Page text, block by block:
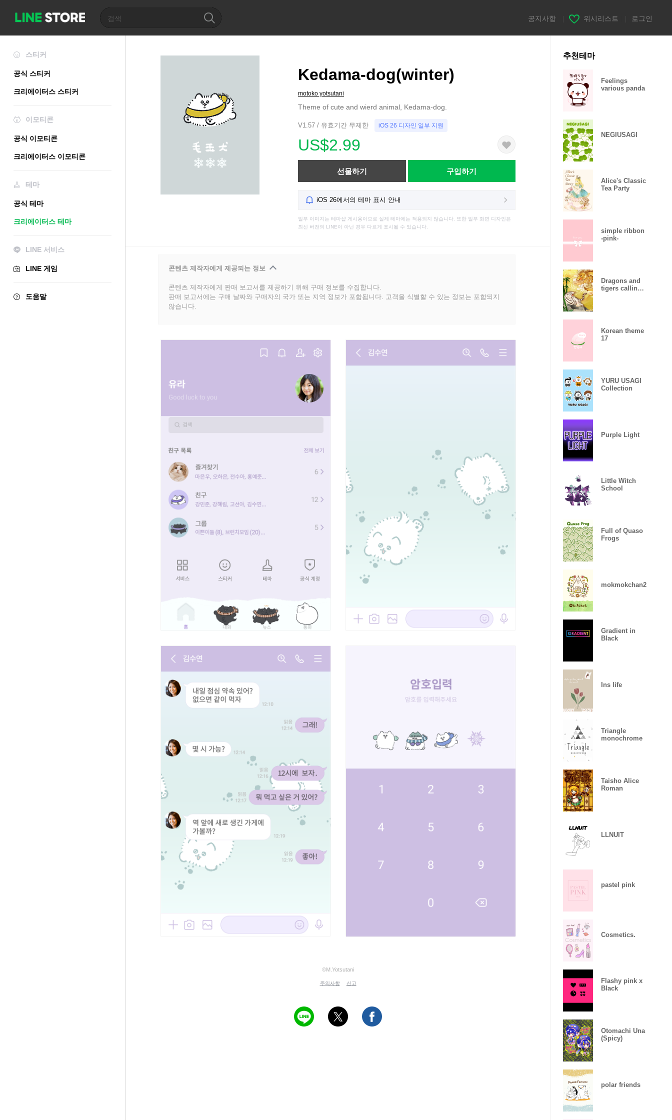
공지사항 위시리스트 로그인
스티커
공식 스티커
크리에이터스 스티커
이모티콘
공식 이모티콘
크리에이터스 이모티콘
테마
공식 테마
크리에이터스 테마
LINE 서비스
LINE 게임
도움말
Kedama-dog(winter)
motoko yotsutani
Theme of cute and wierd animal, Kedama-dog.
V1.57 / 유효기간 무제한 iOS 26 디자인 일부 지원
US$2.99
선물하기 구입하기
iOS 26에서의 테마 표시 안내
일부 이미지는 테마샵 게시용이므로 실제 테마에는 적용되지 않습니다. 또한 일부 화면 디자인은
최신 버전의 LINE이 아닌 경우 다르게 표시될 수 있습니다.
콘텐츠 제작자에게 제공되는 정보
콘텐츠 제작자에게 판매 보고서를 제공하기 위해 구매 정보를 수집합니다.
판매 보고서에는 구매 날짜와 구매자의 국가 또는 지역 정보가 포함됩니다. 고객을 식별할 수 있는 정보는 포함되지
않습니다.
©M.Yotsutani
주의사항 신고
추천테마
Feelings
various panda
NEGIUSAGI
Alice's Classic
Tea Party
simple ribbon
-pink-
Dragons and
tigers calling
Korean theme
17
YURU USAGI
Collection
Purple Light
Little Witch
School
Full of Quaso
Frogs
mokmokchan2
Gradient in
Black
Ins life
Triangle
monochrome
Taisho Alice
Roman
LLNUIT
pastel pink
Cosmetics.
Flashy pink x
Black
Otomachi Una
(Spicy)
polar friends